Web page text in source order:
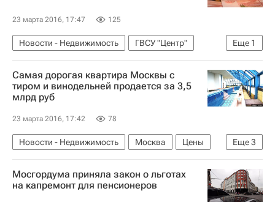
23 марта 2016, 17:47 125
Еще 1
Новости - Недвижимость
ГВСУ "Центр"
Россия
Самая дорогая квартира Москвы с
тиром и винодельней продается за 3,5
млрд руб
23 марта 2016, 17:42 78
Еще3
Новости - Недвижимость Москва
Цены
Квартира
Жилье Россия
Мосгордума приняла закон о льготах
на капремонт для пенсионеров